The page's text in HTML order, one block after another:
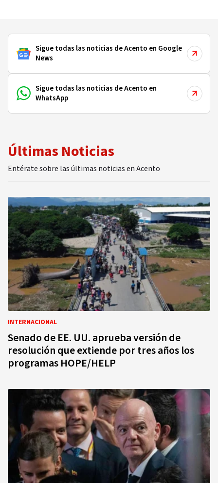
Sigue todas las noticias de Acento en Google
News
Sigue todas las noticias de Acento en
WhatsApp